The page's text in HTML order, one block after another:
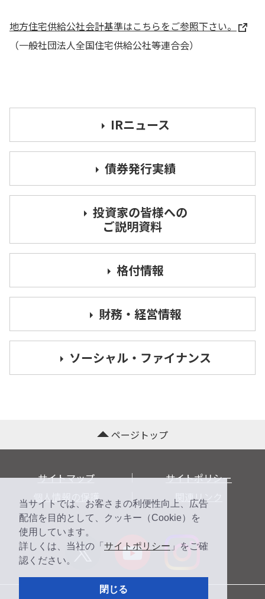
当サイトでは、お客さまの利便性向上、広告
配信を目的として、クッキー（Cookie）を
使用しています。
詳しくは、当社の「 サイトポリシー 」をご確
認ください。
閉じる
地方住宅供給公社会計基準はこちらをご参照下さい。
（一般社団法人全国住宅供給公社等連合会）
IRニュース
債券発行実績
投資家の皆様への
ご説明資料
格付情報
財務・経営情報
ソーシャル・ファイナンス
ページトップ
サイトマップ
サイトポリシー
個人情報の保護
関連リンク